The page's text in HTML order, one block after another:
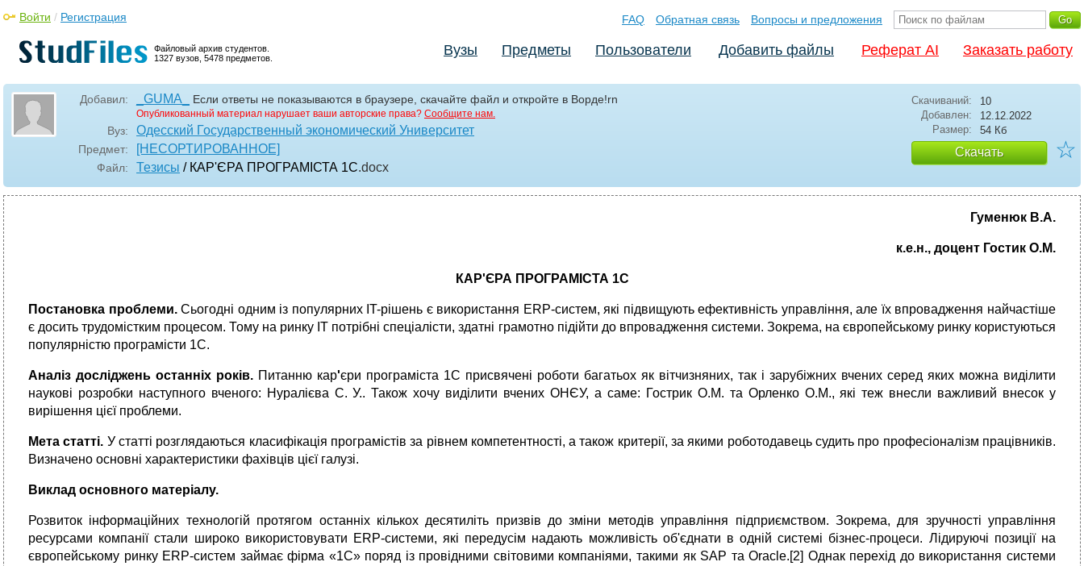
Файловый архив студентов.
1327 вузов, 5478 предметов.
Войти / Регистрация FAQ Обратная связь Вопросы и предложения
Вузы Предметы Пользователи Добавить файлы Реферат AI Заказать работу
Добавил: _GUMA_ Если ответы не показываются в браузере, скачайте файл и откройте в Ворде!rn
Опубликованный материал нарушает ваши авторские права? Сообщите нам.
Вуз: Одесский Государственный экономический Университет
Предмет: [НЕСОРТИРОВАННОЕ]
Файл: Тезисы / КАР'ЄРА ПРОГРАМІСТА 1С.docx
Скачиваний:
10
Добавлен:
12.12.2022
Размер:
54 Кб
Скачать ☆
Гуменюк В.А.
к.е.н., доцент Гостик О.М.
КАР'ЄРА ПРОГРАМІСТА 1С
Постановка проблеми.Сьогодні одним із популярних IT-рішень є використання ERP-систем, які підвищують ефективність управління, але їх впровадження найчастіше
є досить трудомістким процесом. Тому на ринку IT потрібні спеціалісти, здатні грамотно підійти до впровадження системи. Зокрема, на європейському ринку користуються
популярністю програмісти 1С.
Аналіз досліджень останніх років. Питанню кар'єри програміста 1С присвячені роботи багатьох як вітчизняних, так і зарубіжних вчених серед яких можна виділити
наукові розробки наступного вченого: Нуралієва С. У.. Також хочу виділити вчених ОНЄУ, а саме: Гострик О.М. та Орленко О.М., які теж внесли важливий внесок у
вирішення цієї проблеми.
Мета статті. У статті розглядаються класифікація програмістів за рівнем компетентності, а також критерії, за якими роботодавець судить про професіоналізм працівників.
Визначено основні характеристики фахівців цієї галузі.
Виклад основного матеріалу.
Розвиток інформаційних технологій протягом останніх кількох десятиліть призвів до зміни методів управління підприємством. Зокрема, для зручності управління
ресурсами компанії стали широко використовувати ERP-системи, які передусім надають можливість об'єднати в одній системі бізнес-процеси. Лідируючі позиції на
європейському ринку ERP-систем займає фірма «1С» поряд із провідними світовими компаніями, такими як SAP та Oracle.[2] Однак перехід до використання системи